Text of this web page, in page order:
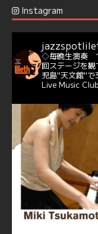
バー♪♬
当店での演奏
#天文館ミリオ
https://
Jazz Spot Lilet
忘年会＆新年
☆窓辺から天
☆JAZZの生演
☆地産地消に
プラン内容は
で、お気軽に
https://
6
Instagram
◇毎晩生演奏
回ステージを
児島"天文館"
Live Music